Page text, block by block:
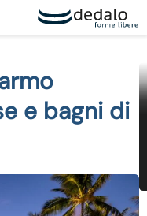
e bagni di
alla privacy